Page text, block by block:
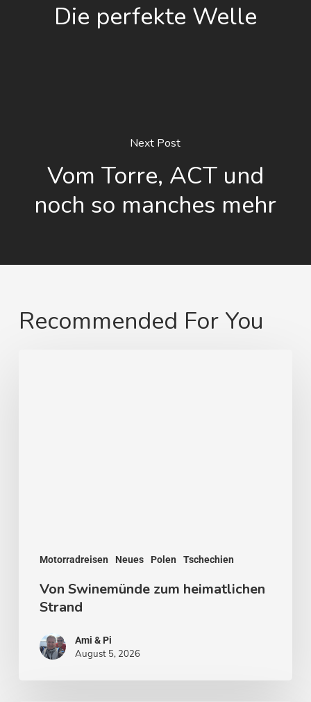
Die perfekte Welle
Next Post
Vom Torre, ACT und
noch so manches mehr
Recommended For You
Motorradreisen Neues Polen Tschechien
Von Swinemünde zum heimatlichen
Strand
Ami & Pi
August 5, 2026